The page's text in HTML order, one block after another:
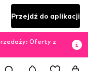
Przejdź do aplikacji
Oferty z